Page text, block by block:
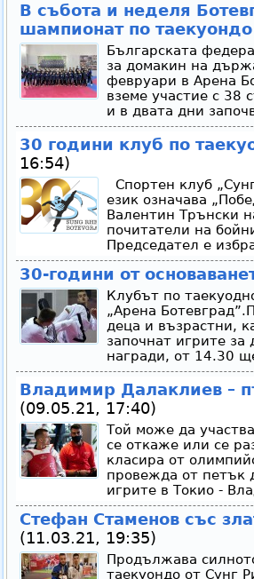
В събота и неделя
шампионат по таекуондо
Българската
за домакин на
февруари в Арена
вземе участие с 38
и в двата дни
30 години клуб по
16:54)
Спортен клуб
език означава
Валентин Трънски
почитатели на
Председател е
30-години от
Клубът по
„Арена
деца и възрастни,
започнат игрите
награди, от 14.30
Владимир Далаклиев –
(09.05.21, 17:40)
Той може да
се откаже или се
класира от
провежда от петък
игрите в Токио -
Стефан Стаменов със
(11.03.21, 19:35)
Продължава
таекуондо от Сунг